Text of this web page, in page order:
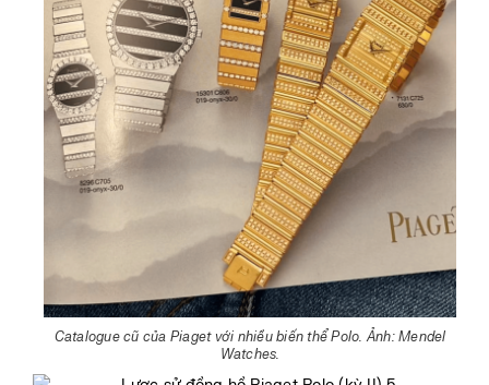
Catalogue cũ của Piaget với nhiều biến thể Polo. Ảnh: Mendel
Watches.